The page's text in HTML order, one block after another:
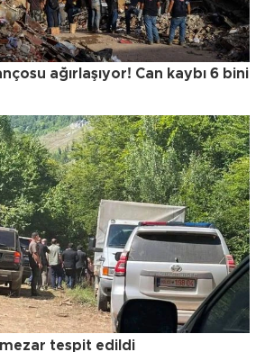
ağırlaşıyor! Can kaybı 6 bini
tespit edildi